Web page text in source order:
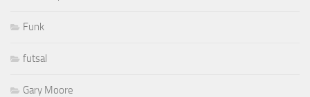
Funk
futsal
Gary Moore